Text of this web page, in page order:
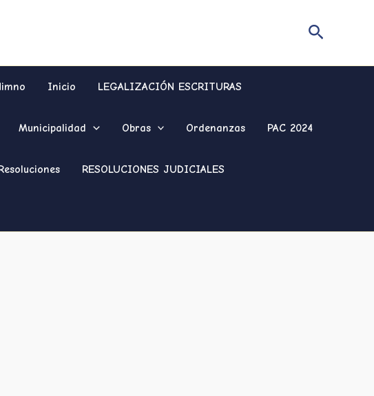
Buscar
Inicio LEGALIZACIÓN ESCRITURAS
Municipalidad Obras Ordenanzas PAC 2024
RESOLUCIONES JUDICIALES